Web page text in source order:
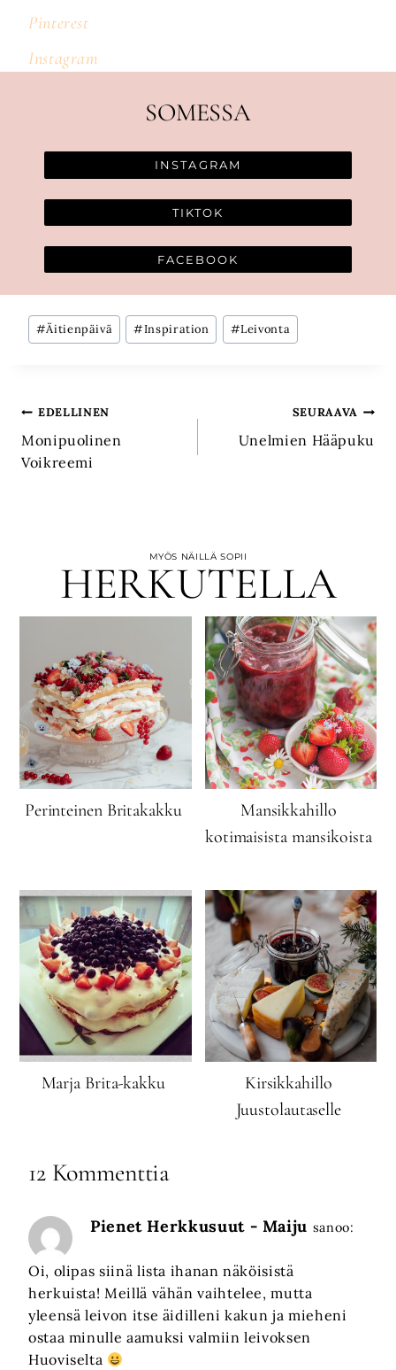
Pinterest
Instagram
SOMESSA
INSTAGRAM
TIKTOK
FACEBOOK
Avainsanat:
#Äitienpäivä #Inspiration #Leivonta
Artikkelien
selaus
EDELLINEN
Monipuolinen
Voikreemi
SEURAAVA
Unelmien Hääpuku
MYÖS NÄILLÄ SOPII
HERKUTELLA
Perinteinen Britakakku
Mansikkahillo
kotimaisista mansikoista
Marja Brita-kakku
Kirsikkahillo
Juustolautaselle
12 Kommenttia
Pienet Herkkusuut - Maiju sanoo:
Oi, olipas siinä lista ihanan näköisistä
herkuista! Meillä vähän vaihtelee, mutta
yleensä leivon itse äidilleni kakun ja mieheni
ostaa minulle aamuksi valmiin leivoksen
Huoviselta